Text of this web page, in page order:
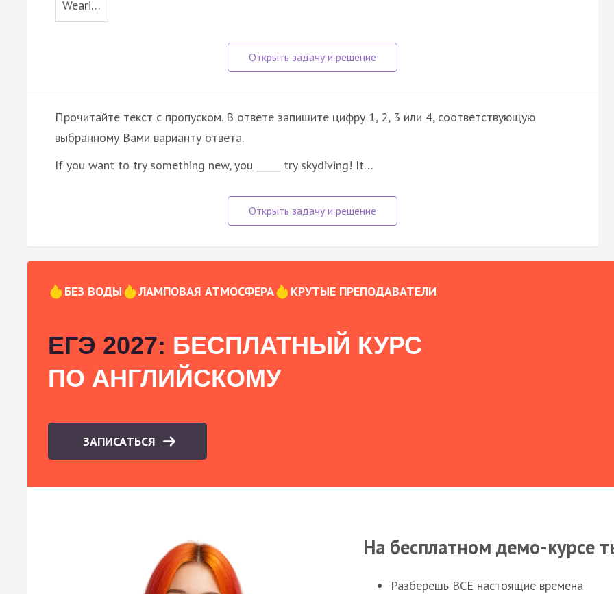
Weari…
Прочитайте текст с пропуском. В ответе запишите цифру 1, 2, 3 или 4, соответствующую
выбранному Вами варианту ответа.
If you want to try something new, you _____ try skydiving! It…
БЕЗ ВОДЫ ЛАМПОВАЯ АТМОСФЕРА КРУТЫЕ ПРЕПОДАВАТЕЛИ
ЕГЭ 2027: БЕСПЛАТНЫЙ КУРС
ПО АНГЛИЙСКОМУ
ЗАПИСАТЬСЯ
На бесплатном демо-курсе
Разберешь ВСЕ настоящие времена